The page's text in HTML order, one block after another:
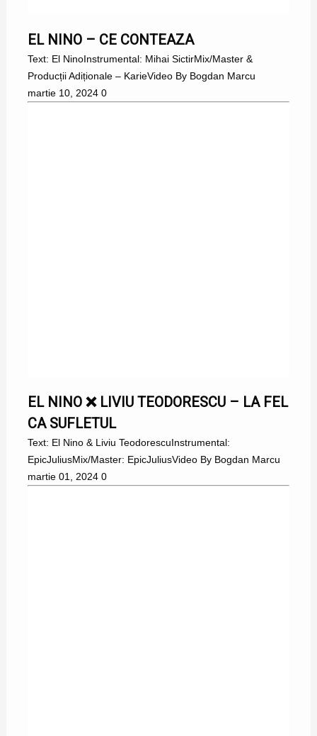
EL NINO – CE CONTEAZA
Text: El NinoInstrumental: Mihai SictirMix/Master &
Producții Adiționale – KarieVideo By Bogdan Marcu
martie 10, 2024 0
EL NINO ❌ LIVIU TEODORESCU – LA FEL
CA SUFLETUL
Text: El Nino & Liviu TeodorescuInstrumental:
EpicJuliusMix/Master: EpicJuliusVideo By Bogdan Marcu
martie 01, 2024 0